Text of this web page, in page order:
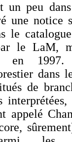
un peu
une notice
le
le LaM,
en
dans
de
appelé